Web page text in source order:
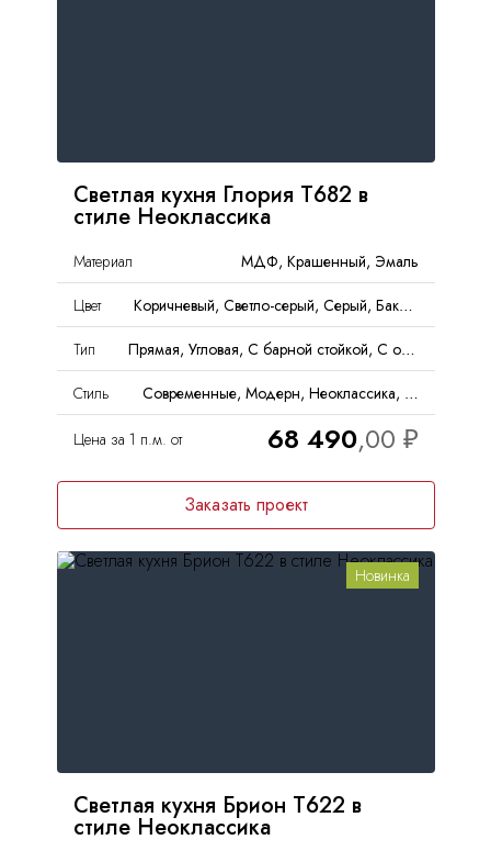
Светлая кухня Глория Т682 в
стиле Неоклассика
Материал
МДФ, Крашенный, Эмаль
Цвет
Коричневый, Светло-серый, Серый, Баклажан, Матовый
Тип
Прямая, Угловая, С барной стойкой, С островом
Стиль
Современные, Модерн, Неоклассика, Минимализм, Хай-тек
Цена за 1 п.м. от 68 490
Заказать проект
Новинка
Светлая кухня Брион Т622 в
стиле Неоклассика